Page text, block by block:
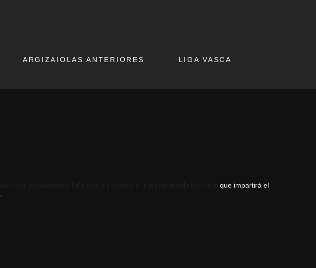
ARGIZAIOLAS ANTERIORES
LIGA VASCA
que impartirá el